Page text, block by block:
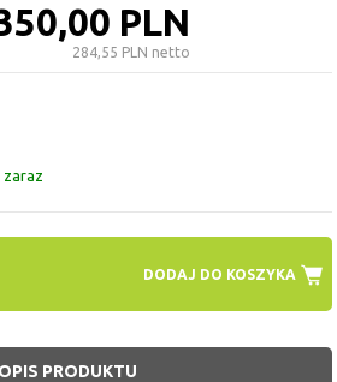
PLN
284,55 PLN netto
DODAJ DO KOSZYKA
OPIS PRODUKTU